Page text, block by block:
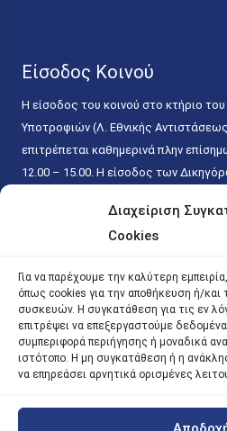
Διαχείριση
Cookies
Για να παρέχουμε την καλύτερη
όπως cookies για την αποθήκευση ή/και
συσκευών. Η συγκατάθεση για τις εν
επιτρέψει να επεξεργαστούμε
συμπεριφορά περιήγησης ή μοναδικά
ιστότοπο. Η μη συγκατάθεση ή η
να επηρεάσει αρνητικά ορισμένες
Είσοδος Κοινού
Η είσοδος του κοινού στο κτήριο
Υποτροφιών (Λ. Εθνικής
επιτρέπεται καθημερινά πλην
12.00 – 15.00. Η είσοδος των
κάθε εργάσιμη ημέρα και ώρα χωρίς
περιορισμό. Η είσοδος του κοινού
15.00. Η εξυπηρέτηση του κοινού
παγίων ισχυουσών διατάξεων. Για
εντός του εσωτερικού χώρου
κοινού, η εξυπηρέτησή του δύναται
προγραμματισμένου ραντεβού.